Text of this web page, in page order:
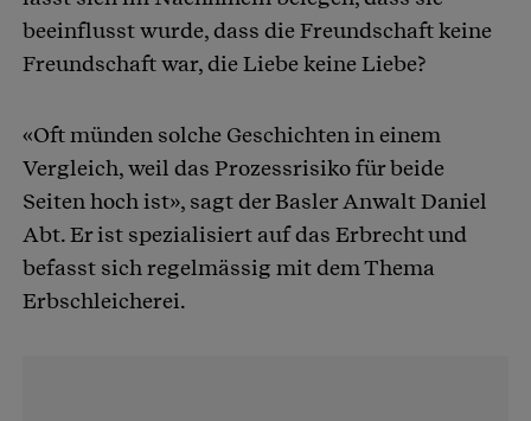
beeinflusst wurde, dass die Freundschaft keine
Freundschaft war, die Liebe keine Liebe?
«Oft münden solche Geschichten in einem
Vergleich, weil das Prozessrisiko für beide
Seiten hoch ist», sagt der Basler Anwalt Daniel
Abt. Er ist spezialisiert auf das Erbrecht und
befasst sich regelmässig mit dem Thema
Erbschleicherei.